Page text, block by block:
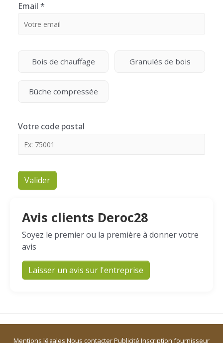
Email *
Bois de chauffage Granulés de bois
Bûche compressée
Votre code postal
Valider
Avis clients Deroc28
Soyez le premier ou la première à donner votre
avis
Laisser un avis sur l'entreprise
Mentions légales Nous contacterPublicité Inscription fournisseur